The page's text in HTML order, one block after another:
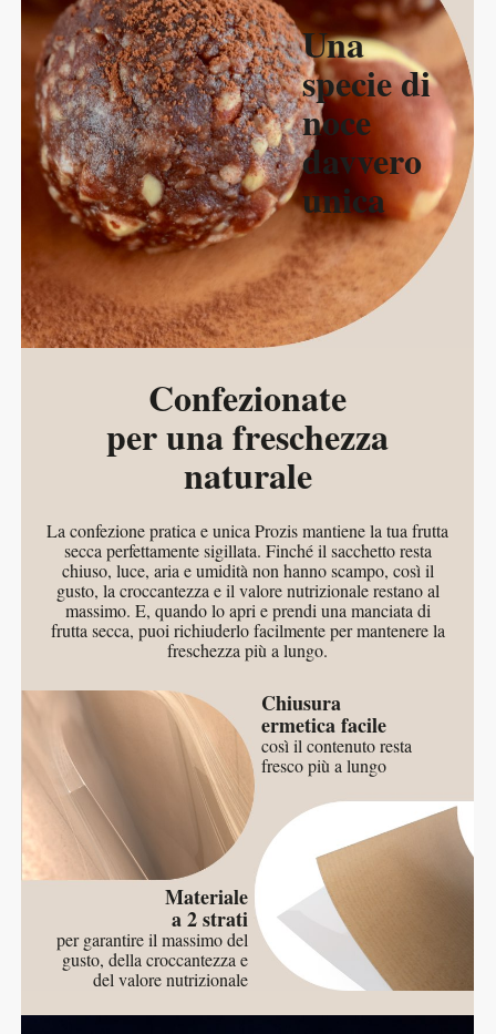
Una
specie di
noce
davvero
unica
Confezionate
per una freschezza
naturale
La confezione pratica e unica Prozis mantiene la tua frutta
secca perfettamente sigillata. Finché il sacchetto resta
chiuso, luce, aria e umidità non hanno scampo, così il
gusto, la croccantezza e il valore nutrizionale restano al
massimo. E, quando lo apri e prendi una manciata di
frutta secca, puoi richiuderlo facilmente per mantenere la
freschezza più a lungo.
Chiusura
ermetica facile
così il contenuto resta
fresco più a lungo
Materiale
a 2 strati
per garantire il massimo del
gusto, della croccantezza e
del valore nutrizionale